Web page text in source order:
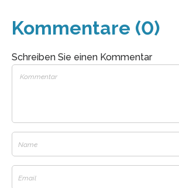
Kommentare (0)
Schreiben Sie einen Kommentar